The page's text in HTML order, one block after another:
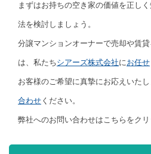
まずはお持ちの空き家の価値を正し
法を検討しましょう。
分譲マンションオーナーで売却や賃
は、私たちシアーズ株式会社にお任せ
お客様のご希望に真摯にお応えいた
合わせ ください。
弊社へのお問い合わせはこちらをクリ